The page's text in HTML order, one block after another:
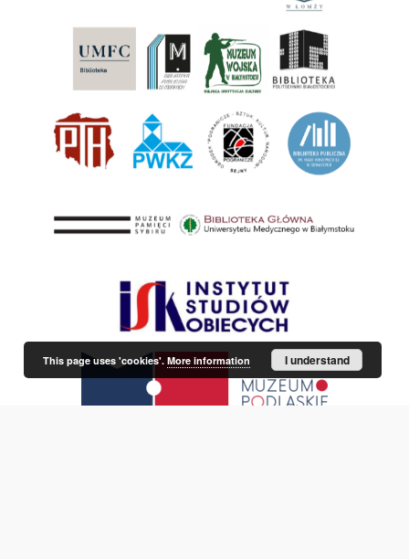
This page uses 'cookies'. More information I understand